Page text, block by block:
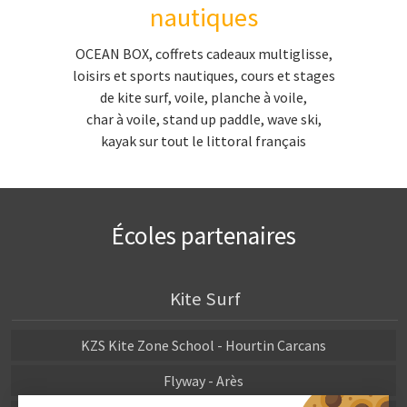
char à voile Manche
char à voile Calvados
char à voile Calvados
Char à voile Nord-Pas-de-Calais
Char à voile en vendée
Char à voile en Charente-Maritime
Char à voile en Aquitaine
coffret cadeau stand up paddle
nautiques
OCEAN BOX, coffrets cadeaux multiglisse,
loisirs et sports nautiques, cours et stages
de kite surf, voile, planche à voile,
char à voile, stand up paddle, wave ski,
kayak sur tout le littoral français
Écoles partenaires
Kite Surf
KZS Kite Zone School - Hourtin Carcans
Flyway - Arès